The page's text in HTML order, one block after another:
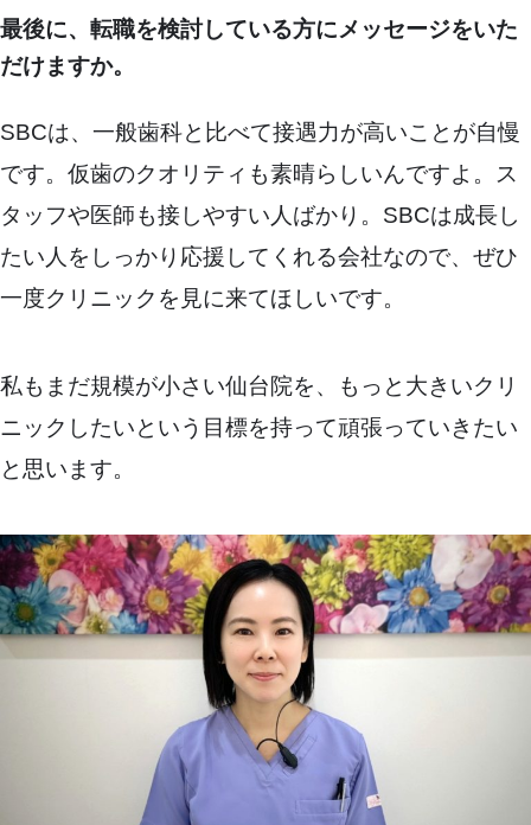
最後に、転職を検討している方にメッセージをいた
だけますか。
SBCは、一般歯科と比べて接遇力が高いことが自慢
です。仮歯のクオリティも素晴らしいんですよ。ス
タッフや医師も接しやすい人ばかり。SBCは成長し
たい人をしっかり応援してくれる会社なので、ぜひ
一度クリニックを見に来てほしいです。
私もまだ規模が小さい仙台院を、もっと大きいクリ
ニックしたいという目標を持って頑張っていきたい
と思います。